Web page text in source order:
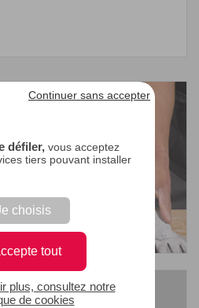
défiler,vous acceptez
tiers pouvant installer
choisis
tout
Continuer sans accepter
plus, consultez notre
de cookies